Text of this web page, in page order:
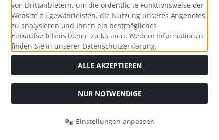
Alle Preise inkl. gesetzl. MwSt. zzgl.Versandkosten
durchgestrichenen Preise entsprechen dem bisherigen Preis
Tushita PaperArt GmbH © 2026 | Template © 2026 by Karl
von Drittanbietern, um die ordentliche Funktionsweise der
Website zu gewährleisten, die Nutzung unseres Angebotes
zu analysieren und Ihnen ein bestmögliches
Einkaufserlebnis bieten zu können. Weitere Informationen
finden Sie in unserer Datenschutzerklärung.
ALLE AKZEPTIEREN
NUR NOTWENDIGE
Einstellungen anpassen